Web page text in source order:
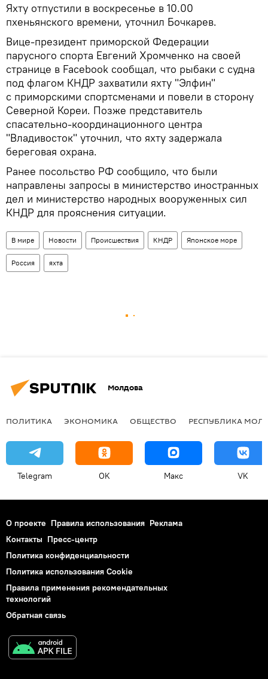
Яхту отпустили в воскресенье в 10.00
пхеньянского времени, уточнил Бочкарев.
Вице-президент приморской Федерации
парусного спорта Евгений Хромченко на своей
странице в Facebook сообщал, что рыбаки с судна
под флагом КНДР захватили яхту "Элфин"
с приморскими спортсменами и повели в сторону
Северной Кореи. Позже представитель
спасательно-координационного центра
"Владивосток" уточнил, что яхту задержала
береговая охрана.
Ранее посольство РФ сообщило, что были
направлены запросы в министерство иностранных
дел и министерство народных вооруженных сил
КНДР для прояснения ситуации.
В мире Новости Происшествия КНДР Японское море
Россия яхта
Молдова
ПОЛИТИКА ЭКОНОМИКА ОБЩЕСТВО РЕСПУБЛИКА
Telegram OK Макс VK
О проекте Правила использования Реклама
Контакты Пресс-центр
Политика конфиденциальности
Политика использования Cookie
Правила применения рекомендательных
технологий
Обратная связь